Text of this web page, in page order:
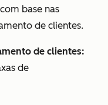
base nas
de clientes.
de clientes:
de